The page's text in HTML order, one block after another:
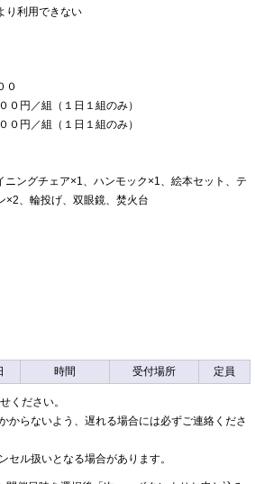
り利用できない
０
／組（１日１組のみ）
円／組（１日１組のみ）
ングチェア×1、ハンモック×1、絵本セット、テ
×2、輪投げ、双眼鏡、焚火台
時間 受付場所 定員
ください。
からないよう、遅れる場合には必ずご連絡くださ
ル扱いとなる場合があります。